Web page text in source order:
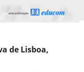
de Lisboa,